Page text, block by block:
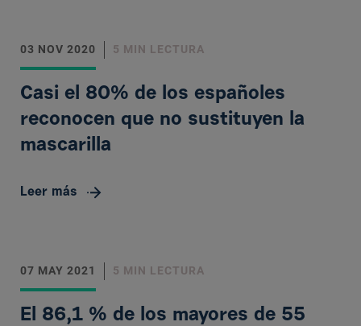
03 NOV 2020 5 MIN LECTURA
Casi el 80% de los españoles
reconocen que no sustituyen la
mascarilla
Leer más
07 MAY 2021 5 MIN LECTURA
El 86,1 % de los mayores de 55